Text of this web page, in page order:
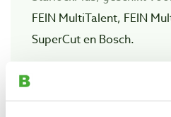
FEIN MultiTalent, FEIN
SuperCut en Bosch.